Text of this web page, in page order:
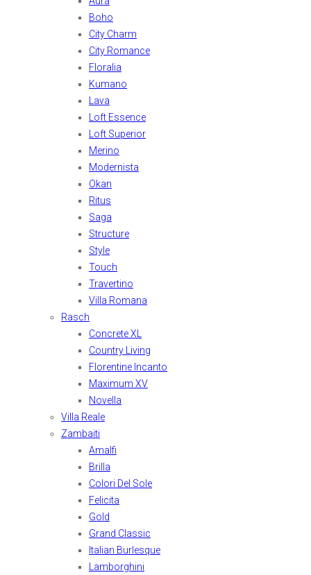
Boho
City Charm
City Romance
Floralia
Kumano
Lava
Loft Essence
Loft Superior
Merino
Modernista
Okan
Ritus
Saga
Structure
Style
Touch
Travertino
Villa Romana
Rasch
Concrete XL
Country Living
Florentine Incanto
Maximum XV
Novella
Villa Reale
Zambaiti
Amalfi
Brilla
Colori Del Sole
Felicita
Gold
Grand Classic
Italian Burlesque
Lamborghini